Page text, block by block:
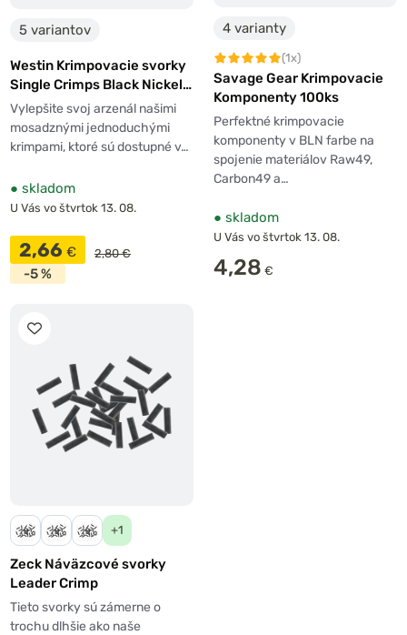
5 variantov
Westin Krimpovacie svorky
Single Crimps Black Nickel
20ks
Vylepšite svoj arzenál našimi
mosadznými jednoduchými
krimpami, ktoré sú dostupné v…
● skladom
U Vás vo štvrtok 13. 08.
2,66 € 2,80 €
-5 %
4 varianty
(1x)
Savage Gear Krimpovacie
Komponenty 100ks
Perfektné krimpovacie
komponenty v BLN farbe na
spojenie materiálov Raw49,
Carbon49 a…
● skladom
U Vás vo štvrtok 13. 08.
4,28 €
+1
Zeck Náväzcové svorky
Leader Crimp
Tieto svorky sú zámerne o
trochu dlhšie ako naše